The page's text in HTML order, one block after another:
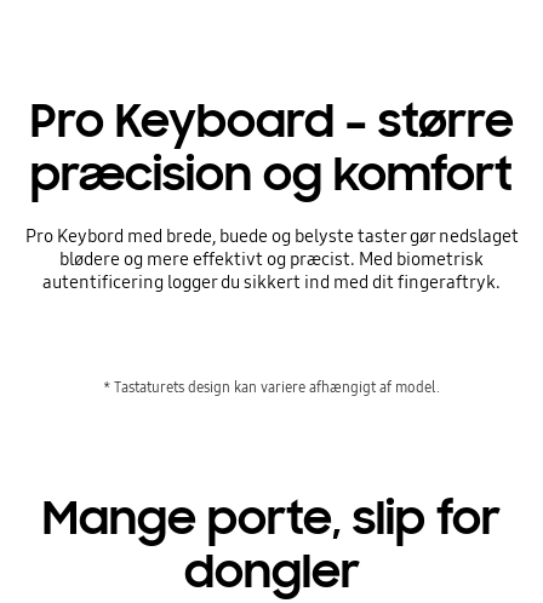
Pro Keyboard – større
præcision og komfort
Pro Keybord med brede, buede og belyste taster gør nedslaget
blødere og mere effektivt og præcist. Med biometrisk
autentificering logger du sikkert ind med dit fingeraftryk.
* Tastaturets design kan variere afhængigt af model.
Mange porte, slip for
dongler